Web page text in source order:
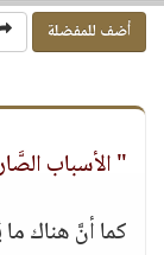
أضف للمفضلة
" الأسباب
كما أنَّ هناك